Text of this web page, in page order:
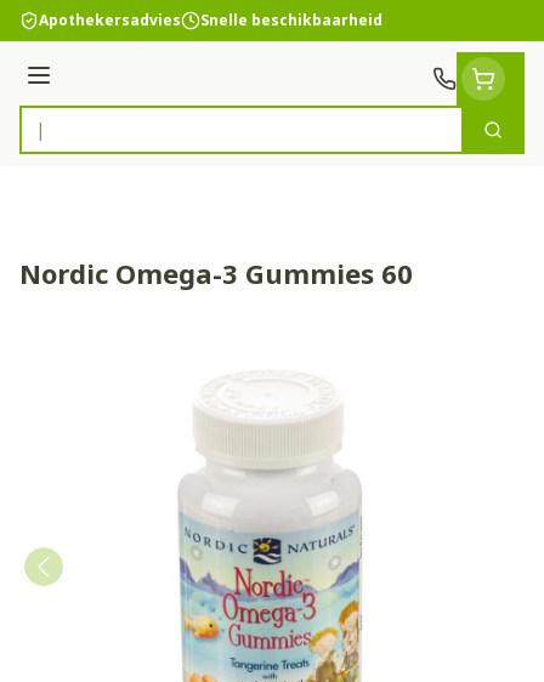
Ga naar de inhoud
Apothekersadvies Snelle beschikbaarheid
Menu
Product, merk, categorie...
Zoek
Nordic Omega-3 Gummies 60